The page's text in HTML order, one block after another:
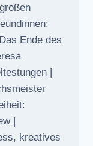
Ende des
|
|
kreatives